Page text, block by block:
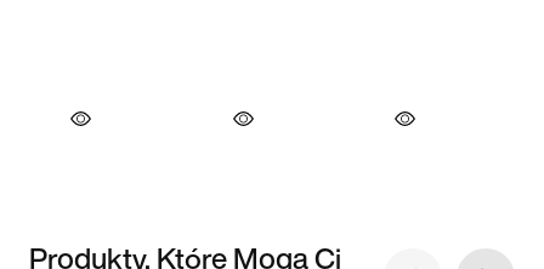
Produkty, Które Mogą Ci